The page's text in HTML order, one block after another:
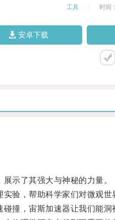
工具 时间
安卓下载
示了其强大与神秘的力量。
，帮助科学家们对微观世
，宙斯加速器让我们能洞